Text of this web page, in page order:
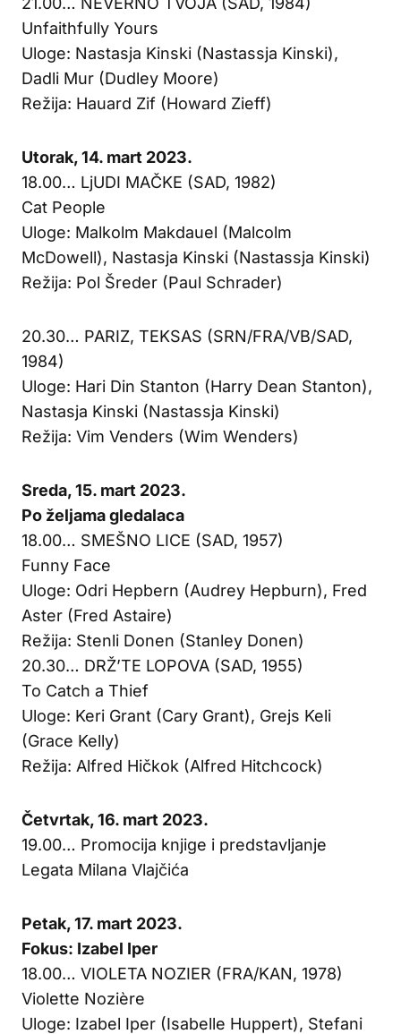
Unfaithfully Yours
Uloge: Nastasja Kinski (Nastassja Kinski),
Dadli Mur (Dudley Moore)
Režija: Hauard Zif (Howard Zieff)
Utorak, 14. mart 2023.
18.00… LjUDI MAČKE (SAD, 1982)
Cat People
Uloge: Malkolm Makdauel (Malcolm
McDowell), Nastasja Kinski (Nastassja Kinski)
Režija: Pol Šreder (Paul Schrader)
20.30… PARIZ, TEKSAS (SRN/FRA/VB/SAD,
1984)
Uloge: Hari Din Stanton (Harry Dean Stanton),
Nastasja Kinski (Nastassja Kinski)
Režija: Vim Venders (Wim Wenders)
Sreda, 15. mart 2023.
Po željama gledalaca
18.00… SMEŠNO LICE (SAD, 1957)
Funny Face
Uloge: Odri Hepbern (Audrey Hepburn), Fred
Aster (Fred Astaire)
Režija: Stenli Donen (Stanley Donen)
20.30… DRŽ’TE LOPOVA (SAD, 1955)
To Catch a Thief
Uloge: Keri Grant (Cary Grant), Grejs Keli
(Grace Kelly)
Režija: Alfred Hičkok (Alfred Hitchcock)
Četvrtak, 16. mart 2023.
19.00… Promocija knjige i predstavljanje
Legata Milana Vlajčića
Petak, 17. mart 2023.
Fokus: Izabel Iper
18.00… VIOLETA NOZIER (FRA/KAN, 1978)
Violette Nozière
Uloge: Izabel Iper (Isabelle Huppert), Stefani